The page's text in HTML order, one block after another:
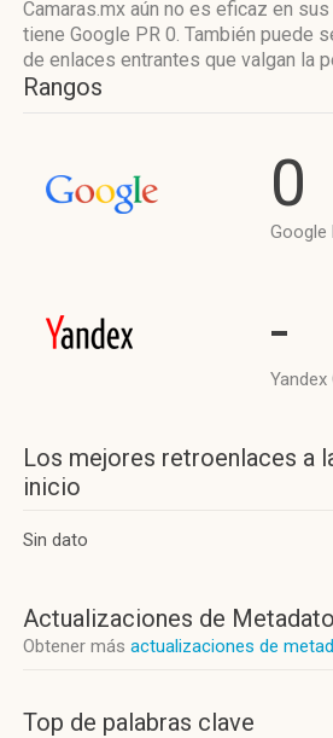
Camaras.mx aún no es eficaz en
tiene Google PR 0. También puede
de enlaces entrantes que valgan la
Rangos
0
Google
-
Yandex
Los mejores retroenlaces a
inicio
Sin dato
Actualizaciones de
Obtener más actualizaciones de
Top de palabras clave